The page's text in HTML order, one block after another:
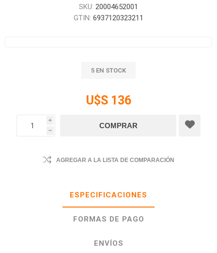
SKU: 20004652001
GTIN: 6937120323211
5 EN STOCK
U$S 136
i
h
AGREGAR A LA LISTA DE COMPARACIÓN
ESPECIFICACIONES
FORMAS DE PAGO
ENVÍOS